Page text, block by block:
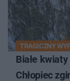
TRAGICZNY
Białe
Chłopiec